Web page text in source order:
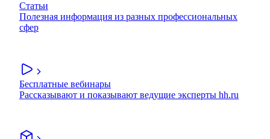
Статьи
Полезная информация из разных профессиональных
сфер
Бесплатные вебинары
Рассказывают и показывают ведущие эксперты hh.ru